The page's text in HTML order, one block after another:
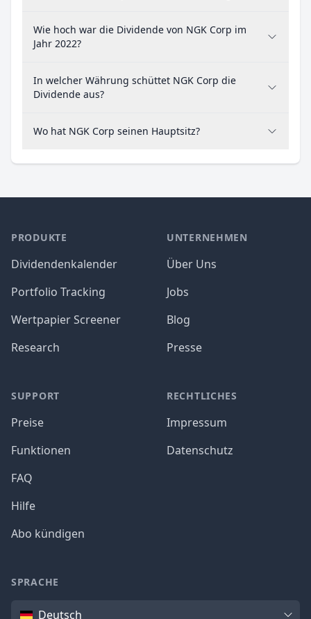
Wie hoch war die Dividende von NGK Corp im
Jahr 2022?
In welcher Währung schüttet NGK Corp die
Dividende aus?
Wo hat NGK Corp seinen Hauptsitz?
PRODUKTE
Dividendenkalender
Portfolio Tracking
Wertpapier Screener
Research
SUPPORT
Preise
Funktionen
FAQ
Hilfe
Abo kündigen
UNTERNEHMEN
Über Uns
Jobs
Blog
Presse
RECHTLICHES
Impressum
Datenschutz
SPRACHE
SpracheDeutsch